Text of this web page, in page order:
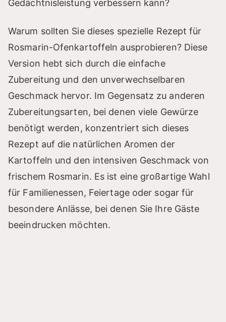
Gedächtnisleistung verbessern kann?
Warum sollten Sie dieses spezielle Rezept für
Rosmarin-Ofenkartoffeln ausprobieren? Diese
Version hebt sich durch die einfache
Zubereitung und den unverwechselbaren
Geschmack hervor. Im Gegensatz zu anderen
Zubereitungsarten, bei denen viele Gewürze
benötigt werden, konzentriert sich dieses
Rezept auf die natürlichen Aromen der
Kartoffeln und den intensiven Geschmack von
frischem Rosmarin. Es ist eine großartige Wahl
für Familienessen, Feiertage oder sogar für
besondere Anlässe, bei denen Sie Ihre Gäste
beeindrucken möchten.